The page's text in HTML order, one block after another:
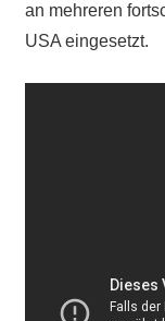
an mehreren
USA eingesetzt.